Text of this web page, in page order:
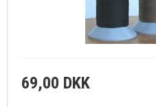
69,00 DKK